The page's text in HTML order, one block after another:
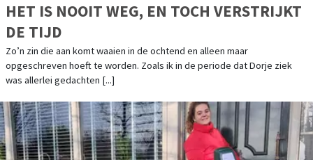
HET IS NOOIT WEG, EN TOCH VERSTRIJKT
DE TIJD
Zo’n zin die aan komt waaien in de ochtend en alleen maar
opgeschreven hoeft te worden. Zoals ik in de periode dat Dorje ziek
was allerlei gedachten [...]